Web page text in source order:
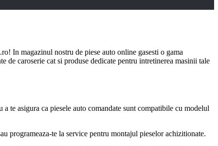
In magazinul nostru de piese auto online gasesti o gama
caroserie cat si produse dedicate pentru intretinerea masinii tale
te asigura ca piesele auto comandate sunt compatibile cu modelul
programeaza-te la service pentru montajul pieselor achizitionate.